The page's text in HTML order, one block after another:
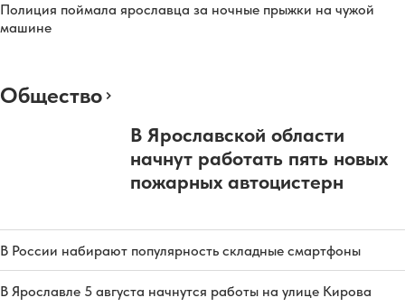
Полиция поймала ярославца за ночные прыжки на чужой
машине
Общество
В Ярославской области
начнут работать пять новых
пожарных автоцистерн
В России набирают популярность складные смартфоны
В Ярославле 5 августа начнутся работы на улице Кирова